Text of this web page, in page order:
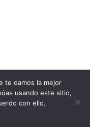
los derechos
te damos la mejor
usando este sitio,
con ello.